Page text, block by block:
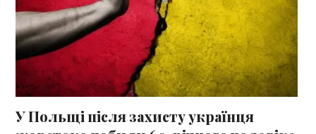
У Польщі після захисту українця